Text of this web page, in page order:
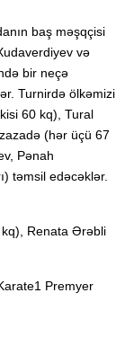
baş məşqçisi
və
bir neçə
Turnirdə ölkəmizi
60 kq), Tural
(hər üçü 67
Pənah
təmsil edəcəklər.
kq), Renata Ərəbli
Premyer